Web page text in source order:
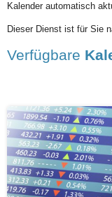
Kalender automatisch
Dieser Dienst ist für Sie
Verfügbare